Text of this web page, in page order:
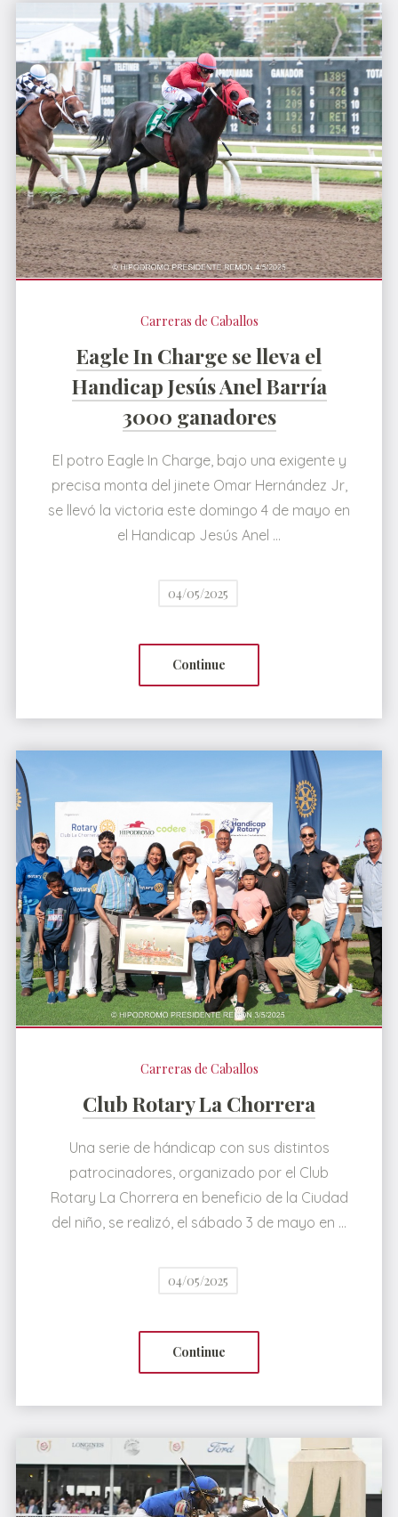
Carreras de Caballos
Eagle In Charge se lleva el
Handicap Jesús Anel Barría
3000 ganadores
El potro Eagle In Charge, bajo una exigente y
precisa monta del jinete Omar Hernández Jr,
se llevó la victoria este domingo 4 de mayo en
el Handicap Jesús Anel …
04/05/2025
Continue
Carreras de Caballos
Club Rotary La Chorrera
Una serie de hándicap con sus distintos
patrocinadores, organizado por el Club
Rotary La Chorrera en beneficio de la Ciudad
del niño, se realizó, el sábado 3 de mayo en …
04/05/2025
Continue